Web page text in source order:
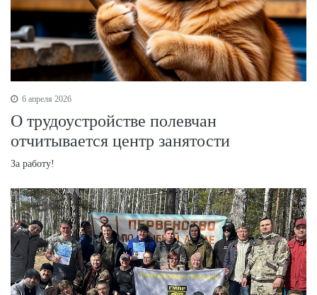
6 апреля 2026
О трудоустройстве полевчан
отчитывается центр занятости
За работу!